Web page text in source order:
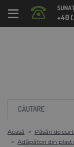
+40
Acasă Păsări de
Adăpători din